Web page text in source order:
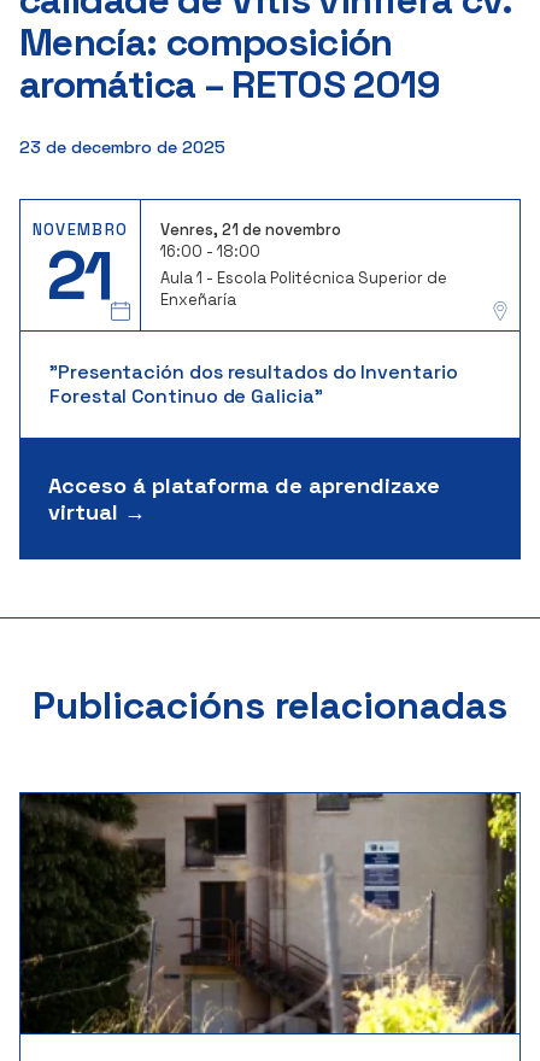
Mencía: composición
aromática – RETOS 2019
23 de decembro de 2025
NOVEMBRO
21
Venres, 21 de novembro
16:00 - 18:00
Aula 1 - Escola Politécnica Superior de
Enxeñaría
"Presentación dos resultados do Inventario
Forestal Continuo de Galicia"
Acceso á plataforma de aprendizaxe
virtual →
Publicacións relacionadas